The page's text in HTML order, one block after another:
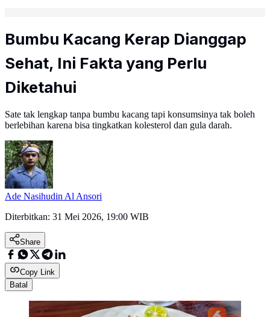
Bumbu Kacang Kerap Dianggap
Sehat, Ini Fakta yang Perlu
Diketahui
Sate tak lengkap tanpa bumbu kacang tapi konsumsinya tak boleh
berlebihan karena bisa tingkatkan kolesterol dan gula darah.
Ade Nasihudin Al Ansori
Diterbitkan: 31 Mei 2026, 19:00 WIB
Share
Copy Link
Batal